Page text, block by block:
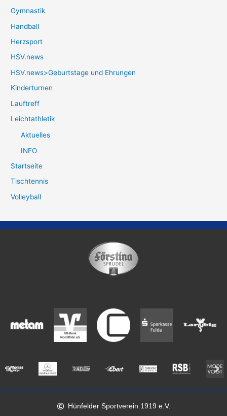
Gymnastik
Handball
Herzsport
HSV.news
HSV.news>Geburtstage und Ehrungen
Kinderturnen
Lauftreff
Leichtathletik
Aktuelles
INFO
Startseite
Tischtennis
Volleyball
Hünfelder Sportverein 1919 e.V.